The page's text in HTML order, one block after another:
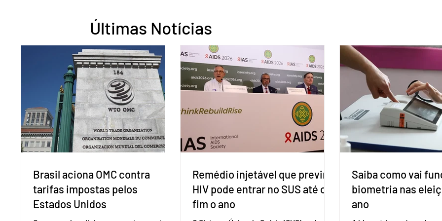
Últimas Notícias
Brasil aciona OMC contra
tarifas impostas pelos
Estados Unidos
Remédio injetável que previne
HIV pode entrar no SUS até o
fim o ano
Saiba como vai
biometria nas
ano